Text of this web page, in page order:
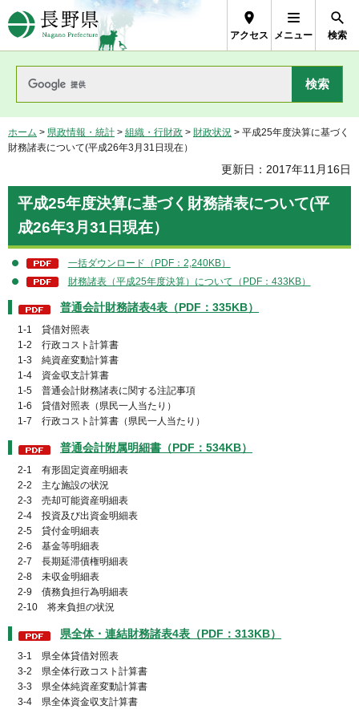
長野県Nagano Prefecture
アクセス メニュー 検索
ホーム > 県政情報・統計 > 組織・行財政 > 財政状況 > 平成25年度決算に基づく
財務諸表について(平成26年3月31日現在）
更新日：2017年11月16日
平成25年度決算に基づく財務諸表について(平
成26年3月31日現在）
一括ダウンロード（PDF：2,240KB）
財務諸表（平成25年度決算）について（PDF：433KB）
普通会計財務諸表4表（PDF：335KB）
1-1 貸借対照表
1-2 行政コスト計算書
1-3 純資産変動計算書
1-4 資金収支計算書
1-5 普通会計財務諸表に関する注記事項
1-6 貸借対照表（県民一人当たり）
1-7 行政コスト計算書（県民一人当たり）
普通会計附属明細書（PDF：534KB）
2-1 有形固定資産明細表
2-2 主な施設の状況
2-3 売却可能資産明細表
2-4 投資及び出資金明細表
2-5 貸付金明細表
2-6 基金等明細表
2-7 長期延滞債権明細表
2-8 未収金明細表
2-9 債務負担行為明細表
2-10 将来負担の状況
県全体・連結財務諸表4表（PDF：313KB）
3-1 県全体貸借対照表
3-2 県全体行政コスト計算書
3-3 県全体純資産変動計算書
3-4 県全体資金収支計算書